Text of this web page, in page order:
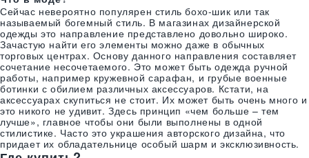
Сейчас невероятно популярен стиль бохо-шик или так
называемый богемный стиль. В магазинах дизайнерской
одежды это направление представлено довольно широко.
Зачастую найти его элементы можно даже в обычных
торговых центрах. Основу данного направления составляет
сочетание несочетаемого. Это может быть одежда ручной
работы, например кружевной сарафан, и грубые военные
ботинки с обилием различных аксессуаров. Кстати, на
аксессуарах скупиться не стоит. Их может быть очень много и
это никого не удивит. Здесь принцип «чем больше – тем
лучше», главное чтобы они были выполнены в одной
стилистике. Часто это украшения авторского дизайна, что
придает их обладательнице особый шарм и эксклюзивность.